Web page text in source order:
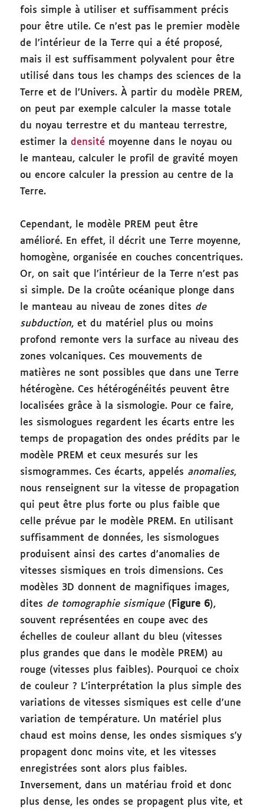
fois simple à utiliser et suffisamment précis
pour être utile. Ce n’est pas le premier modèle
de l’intérieur de la Terre qui a été proposé,
mais il est suffisamment polyvalent pour être
utilisé dans tous les champs des sciences de la
Terre et de l’Univers. À partir du modèle PREM,
on peut par exemple calculer la masse totale
du noyau terrestre et du manteau terrestre,
estimer ladensité moyenne dans le noyau ou
le manteau, calculer le profil de gravité moyen
ou encore calculer la pression au centre de la
Terre.
Cependant, le modèle PREM peut être
amélioré. En effet, il décrit une Terre moyenne,
homogène, organisée en couches concentriques.
Or, on sait que l’intérieur de la Terre n’est pas
si simple. De la croûte océanique plonge dans
le manteau au niveau de zones dites de
subduction, et du matériel plus ou moins
profond remonte vers la surface au niveau des
zones volcaniques. Ces mouvements de
matières ne sont possibles que dans une Terre
hétérogène. Ces hétérogénéités peuvent être
localisées grâce à la sismologie. Pour ce faire,
les sismologues regardent les écarts entre les
temps de propagation des ondes prédits par le
modèle PREM et ceux mesurés sur les
sismogrammes. Ces écarts, appelés anomalies,
nous renseignent sur la vitesse de propagation
qui peut être plus forte ou plus faible que
celle prévue par le modèle PREM. En utilisant
suffisamment de données, les sismologues
produisent ainsi des cartes d’anomalies de
vitesses sismiques en trois dimensions. Ces
modèles 3D donnent de magnifiques images,
dites de tomographie sismique( Figure 6),
souvent représentées en coupe avec des
échelles de couleur allant du bleu (vitesses
plus grandes que dans le modèle PREM) au
rouge (vitesses plus faibles). Pourquoi ce choix
de couleur ? L’interprétation la plus simple des
variations de vitesses sismiques est celle d’une
variation de température. Un matériel plus
chaud est moins dense, les ondes sismiques s’y
propagent donc moins vite, et les vitesses
enregistrées sont alors plus faibles.
Inversement, dans un matériau froid et donc
plus dense, les ondes se propagent plus vite, et